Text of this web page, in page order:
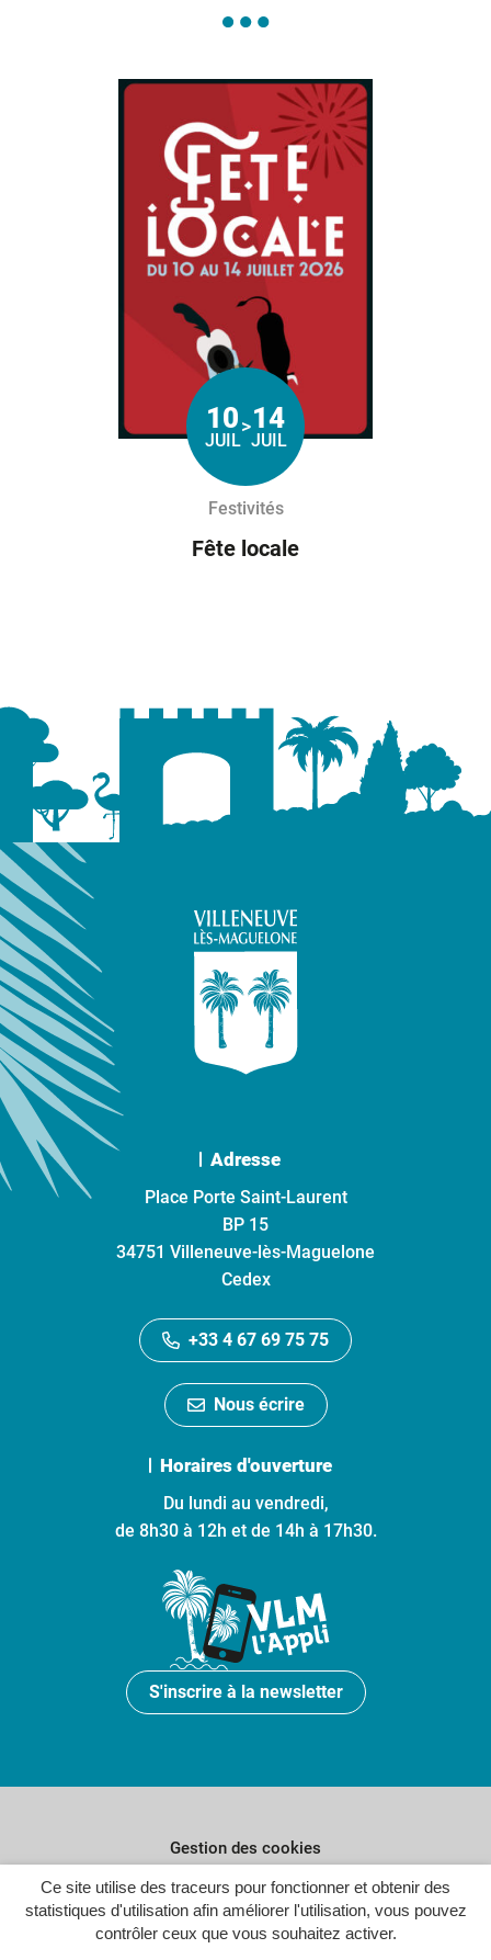
Ce site utilise des traceurs pour fonctionner et obtenir des
statistiques d'utilisation afin améliorer l'utilisation, vous pouvez
contrôler ceux que vous souhaitez activer.
Du
10
JUIL
>
au
14
JUIL
Festivités
Fête locale
Adresse
Place Porte Saint-Laurent
BP 15
34751 Villeneuve-lès-Maguelone
Cedex
+33 4 67 69 75 75
Nous écrire
Horaires d'ouverture
Du lundi au vendredi,
de 8h30 à 12h et de 14h à 17h30.
S'inscrire à la newsletter
Gestion des cookies
Plan du site
Politique de confidentialité